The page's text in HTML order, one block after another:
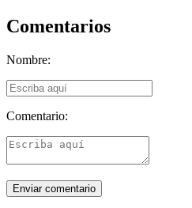
Comentarios
Nombre:
Comentario: